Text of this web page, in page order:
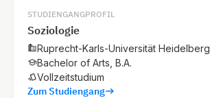
STUDIENGANGPROFIL
Soziologie
Ruprecht-Karls-Universität Heidelberg
Bachelor of Arts, B.A.
Vollzeitstudium
Zum Studiengang